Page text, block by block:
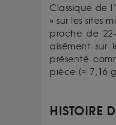
Classique de
» sur les sites
proche de
aisément sur
présenté
pièce (≈ 7,16
HISTOIRE